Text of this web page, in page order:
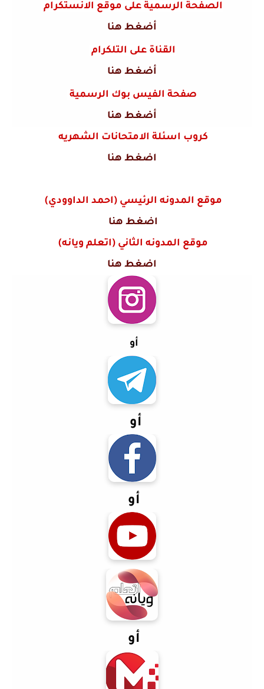
الصفحة الرسمية على موقع الانستكرام
أضغط هنا
القناة على التلكرام
أضغط هنا
صفحة الفيس بوك الرسمية
أضغط هنا
كروب اسئلة الامتحانات الشهريه
اضغط هنا
موقع المدونه الرئيسي (احمد الداوودي)
اضغط هنا
موقع المدونه الثاني (اتعلم ويانه)
اضغط هنا
أو
أو
أو
أو